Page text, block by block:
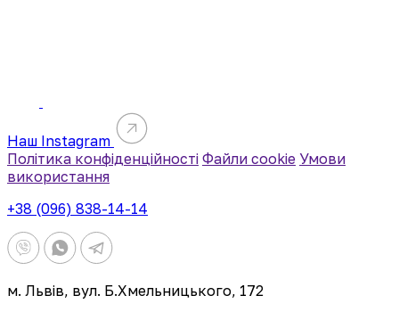
Наш Instagram
Політика конфіденційності Файли cookie Умови
використання
+38 (096) 838-14-14
м. Львів, вул. Б.Хмельницького, 172